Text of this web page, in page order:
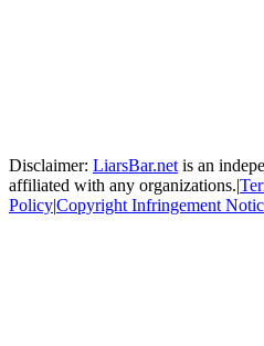
Disclaimer: LiarsBar.net is an
affiliated with any organizations.|
Policy|Copyright Infringement